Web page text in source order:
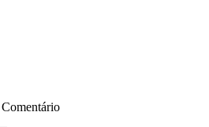
Comentário